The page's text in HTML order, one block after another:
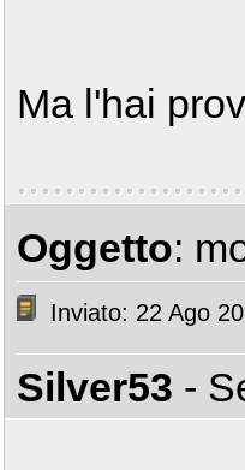
Ma l'hai
Oggetto:
Inviato: 22 Ago
Silver53 -